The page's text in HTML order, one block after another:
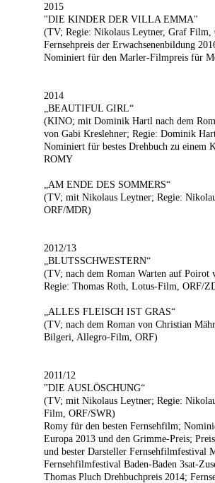
2015
"DIE KINDER DER VILLA EMMA"
(TV; Regie: Nikolaus Leytner, Graf Film,
Fernsehpreis der Erwachsenenbildung
Nominiert für den Marler-Filmpreis für
2014
„BEAUTIFUL GIRL“
(KINO; mit Dominik Hartl nach dem
von Gabi Kreslehner; Regie: Dominik
Nominiert für bestes Drehbuch zu einem
ROMY
„AM ENDE DES SOMMERS“
(TV; mit Nikolaus Leytner; Regie:
ORF/MDR)
2012/13
„BLUTSSCHWESTERN“
(TV; nach dem Roman Warten auf
Regie: Thomas Roth, Lotus-Film, ORF/
„ALLES FLEISCH IST GRAS“
(TV; nach dem Roman von Christian
Bilgeri, Allegro-Film, ORF)
2011/12
"DIE AUSLÖSCHUNG“
(TV; mit Nikolaus Leytner; Regie:
Film, ORF/SWR)
Romy für den besten Fernsehfilm;
Europa 2013 und den Grimme-Preis;
und bester Darsteller Fernsehfilmfestival
Fernsehfilmfestival Baden-Baden 3sat-
Thomas Pluch Drehbuchpreis 2014;